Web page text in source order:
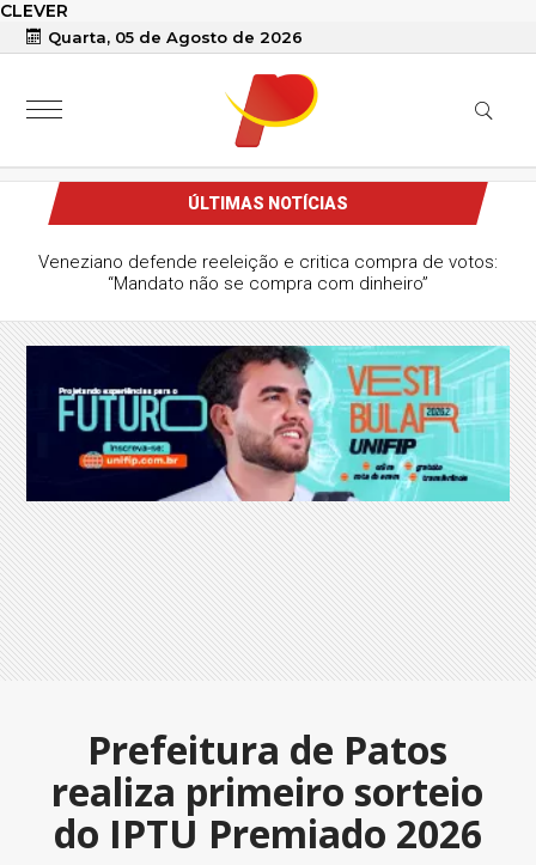
CLEVER
Quarta, 05 de Agosto de 2026
ÚLTIMAS NOTÍCIAS
Veneziano defende reeleição e critica compra de votos:
“Mandato não se compra com dinheiro”
Prefeitura de Patos
realiza primeiro sorteio
do IPTU Premiado 2026